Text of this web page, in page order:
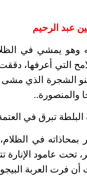
عبد الرحيم
وهو يمشي في
التي أعرفها،
الشجرة الذي مشى
والمنصورة..
البلطة تبرق في
بمحاذاته في
تحت عامود الإنارة
أن فرت العربة